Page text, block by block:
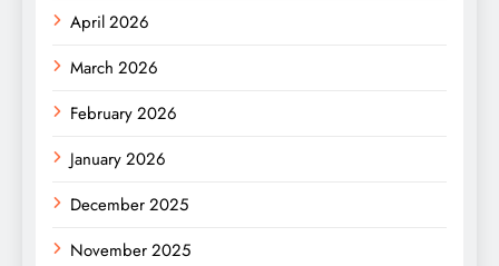
April 2026
March 2026
February 2026
January 2026
December 2025
November 2025